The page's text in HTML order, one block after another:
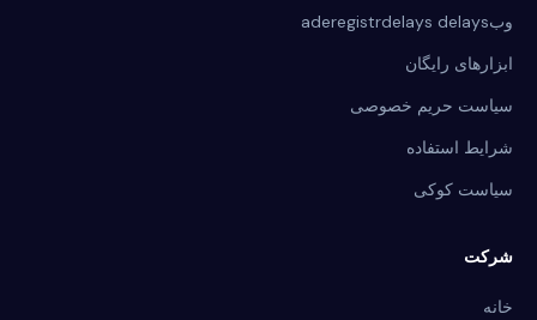
وبaderegistrdelays delays
ابزارهای رایگان
سیاست حریم خصوصی
شرایط استفاده
سیاست کوکی
شرکت
خانه